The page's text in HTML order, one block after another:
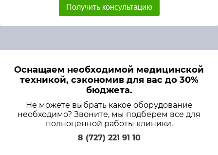
Получить консультацию
Оснащаем необходимой медицинской
техникой, сэкономив для вас до 30%
бюджета.
Не можете выбрать какое оборудование
необходимо? Звоните, мы подберем все для
полноценной работы клиники.
8 (727) 221 91 10